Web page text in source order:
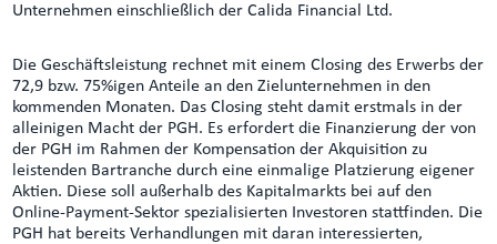
Unternehmen einschließlich der Calida Financial Ltd.
Die Geschäftsleistung rechnet mit einem Closing des Erwerbs der
72,9 bzw. 75%igen Anteile an den Zielunternehmen in den
kommenden Monaten. Das Closing steht damit erstmals in der
alleinigen Macht der PGH. Es erfordert die Finanzierung der von
der PGH im Rahmen der Kompensation der Akquisition zu
leistenden Bartranche durch eine einmalige Platzierung eigener
Aktien. Diese soll außerhalb des Kapitalmarkts bei auf den
Online-Payment-Sektor spezialisierten Investoren stattfinden. Die
PGH hat bereits Verhandlungen mit daran interessierten,